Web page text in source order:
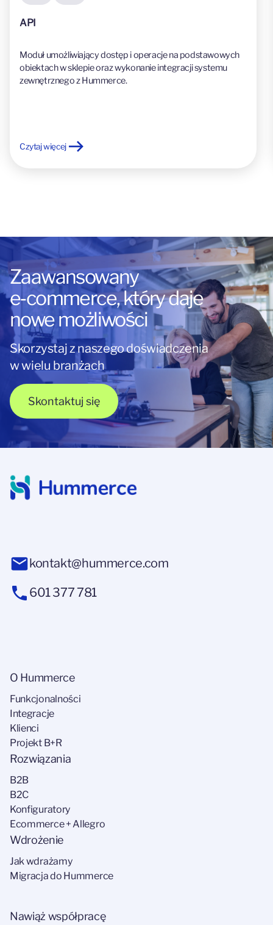
API
Moduł umożliwiający dostęp i operacje na podstawowych
obiektach w sklepie oraz wykonanie integracji systemu
zewnętrznego z Hummerce.
Czytaj więcej
Zaawansowany
e‑commerce, który daje
nowe możliwości
Skorzystaj z naszego doświadczenia
w wielu branżach
Skontaktuj się
kontakt@hummerce.com
601 377 781
O Hummerce
Funkcjonalności
Integracje
Klienci
Projekt B+R
Rozwiązania
B2B
B2C
Konfiguratory
Ecommerce + Allegro
Wdrożenie
Jak wdrażamy
Migracja do Hummerce
Nawiąż współpracę